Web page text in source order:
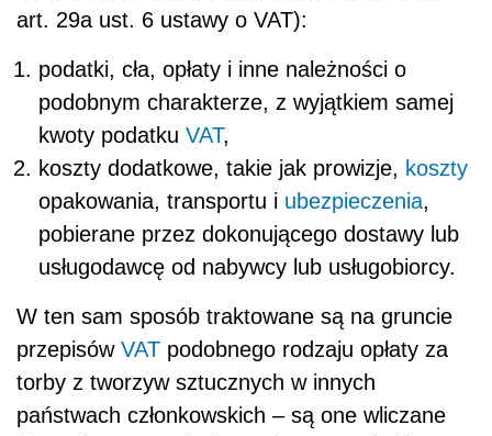
art. 29a ust. 6 ustawy o VAT):
podatki, cła, opłaty i inne należności o
podobnym charakterze, z wyjątkiem samej
kwoty podatku VAT,
koszty dodatkowe, takie jak prowizje, koszty
opakowania, transportu i ubezpieczenia,
pobierane przez dokonującego dostawy lub
usługodawcę od nabywcy lub usługobiorcy.
W ten sam sposób traktowane są na gruncie
przepisów VAT podobnego rodzaju opłaty za
torby z tworzyw sztucznych w innych
państwach członkowskich – są one wliczane